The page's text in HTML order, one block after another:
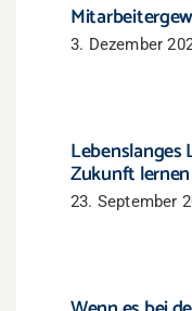
3. Dezember
Lebenslanges
Zukunft lernen
23. September